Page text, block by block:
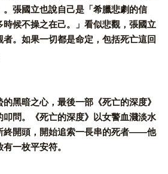
。張國立也說自己是「希臘悲劇的信
候不操之在己。」看似悲觀，張國立
。如果一切都是命定，包括死亡這回
黑暗之心，最後一部《死亡的深度》
叩問。《死亡的深度》以女警血濺淡水
終開頭，開始追索一長串的死者——他
一枚平安符。